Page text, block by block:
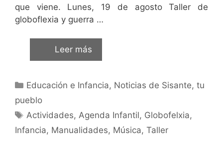
que viene. Lunes, 19 de agosto Taller de
globoflexia y guerra …
Leer más
Educación e Infancia, Noticias de Sisante, tu
pueblo
Actividades,Agenda Infantil, Globofelxia,
Infancia, Manualidades, Música, Taller